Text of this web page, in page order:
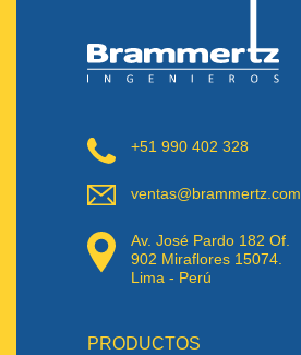
+51 990 402 328
ventas@brammertz.com
Av. José Pardo 182 Of.
902 Miraflores 15074.
Lima - Perú
PRODUCTOS